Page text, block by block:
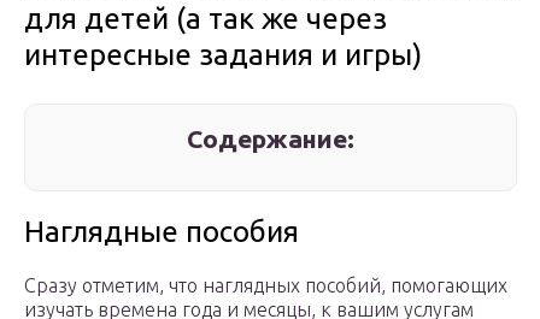
для детей (а так же через
интересные задания и игры)
Содержание:
Наглядные пособия
Сразу отметим, что наглядных пособий, помогающих
изучать времена года и месяцы, к вашим услугам